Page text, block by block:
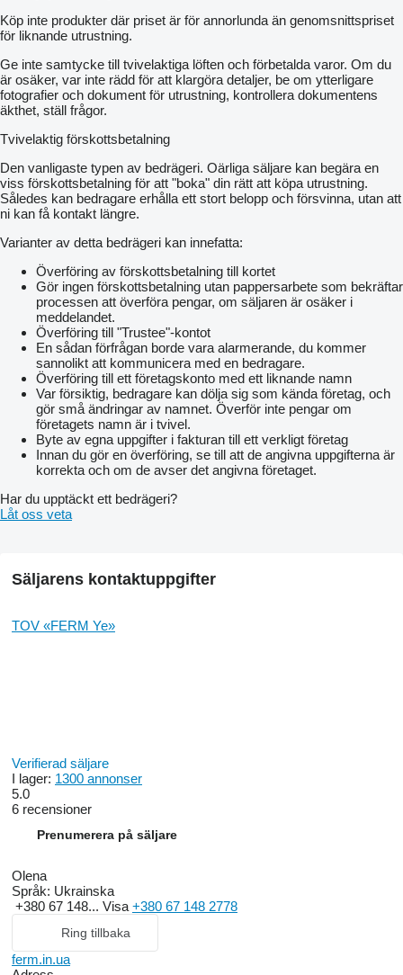
Köp inte produkter där priset är för annorlunda än genomsnittspriset
för liknande utrustning.
Ge inte samtycke till tvivelaktiga löften och förbetalda varor. Om du
är osäker, var inte rädd för att klargöra detaljer, be om ytterligare
fotografier och dokument för utrustning, kontrollera dokumentens
äkthet, ställ frågor.
Tvivelaktig förskottsbetalning
Den vanligaste typen av bedrägeri. Oärliga säljare kan begära en
viss förskottsbetalning för att "boka" din rätt att köpa utrustning.
Således kan bedragare erhålla ett stort belopp och försvinna, utan att
ni kan få kontakt längre.
Varianter av detta bedrägeri kan innefatta:
Överföring av förskottsbetalning till kortet
Gör ingen förskottsbetalning utan pappersarbete som bekräftar
processen att överföra pengar, om säljaren är osäker i
meddelandet.
Överföring till "Trustee"-kontot
En sådan förfrågan borde vara alarmerande, du kommer
sannolikt att kommunicera med en bedragare.
Överföring till ett företagskonto med ett liknande namn
Var försiktig, bedragare kan dölja sig som kända företag, och
gör små ändringar av namnet. Överför inte pengar om
företagets namn är i tvivel.
Byte av egna uppgifter i fakturan till ett verkligt företag
Innan du gör en överföring, se till att de angivna uppgifterna är
korrekta och om de avser det angivna företaget.
Har du upptäckt ett bedrägeri?
Låt oss veta
Säljarens kontaktuppgifter
TOV «FERM Ye»
Verifierad säljare
I lager: 1300 annonser
5.0
6 recensioner
Prenumerera på säljare
Olena
Språk: Ukrainska
+380 67 148... Visa +380 67 148 2778
Ring tillbaka
ferm.in.ua